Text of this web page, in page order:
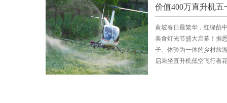
黄坡春日最繁华，红绿荫
美食灯光节盛大启幕！据
子、体验为一体的乡村旅
启乘坐直升机低空飞行